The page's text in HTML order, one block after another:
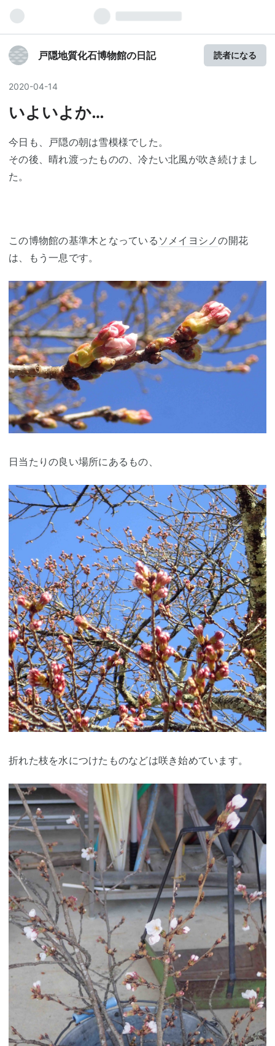
戸隠地質化石博物館の日記 読者になる
2020-04-14
いよいよか…
今日も、戸隠の朝は雪模様でした。
その後、晴れ渡ったものの、冷たい北風が吹き続けまし
た。
この博物館の基準木となっている ソメイヨシノの開花
は、もう一息です。
日当たりの良い場所にあるもの、
折れた枝を水につけたものなどは咲き始めています。